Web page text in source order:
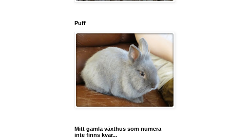
Puff
Mitt gamla växthus som numera
inte finns kvar...